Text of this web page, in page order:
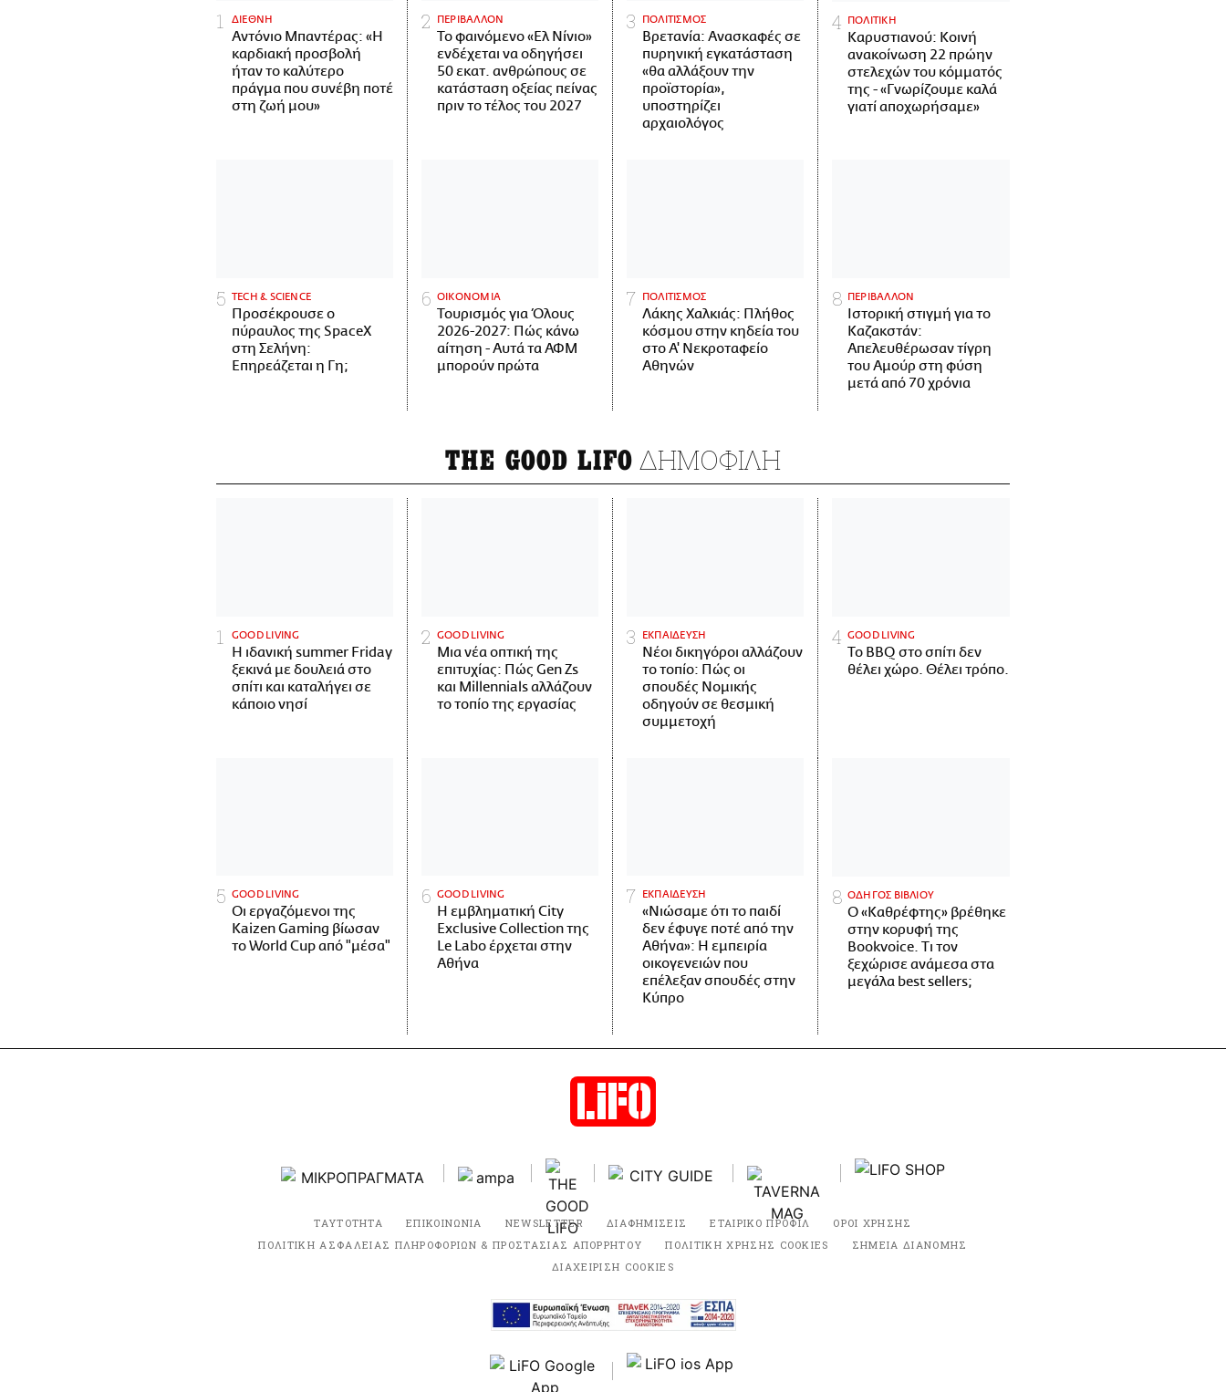
ΔΙΕΘΝΗ
Αντόνιο Μπαντέρας: «Η
καρδιακή προσβολή
ήταν το καλύτερο
πράγμα που συνέβη ποτέ
στη ζωή μου»
ΠΕΡΙΒΑΛΛΟΝ
Το φαινόμενο «Ελ Νίνιο»
ενδέχεται να οδηγήσει
50 εκατ. ανθρώπους σε
κατάσταση οξείας πείνας
πριν το τέλος του 2027
ΠΟΛΙΤΙΣΜΟΣ
Βρετανία: Ανασκαφές σε
πυρηνική εγκατάσταση
«θα αλλάξουν την
προϊστορία»,
υποστηρίζει
αρχαιολόγος
ΠΟΛΙΤΙΚΗ
Καρυστιανού: Κοινή
ανακοίνωση 22 πρώην
στελεχών του κόμματός
της - «Γνωρίζουμε καλά
γιατί αποχωρήσαμε»
ΤECH & SCIENCE
Προσέκρουσε ο
πύραυλος της SpaceX
στη Σελήνη:
Επηρεάζεται η Γη;
ΟΙΚΟΝΟΜΙΑ
Τουρισμός για Όλους
2026-2027: Πώς κάνω
αίτηση - Αυτά τα ΑΦΜ
μπορούν πρώτα
ΠΟΛΙΤΙΣΜΟΣ
Λάκης Χαλκιάς: Πλήθος
κόσμου στην κηδεία του
στο Α' Νεκροταφείο
Αθηνών
ΠΕΡΙΒΑΛΛΟΝ
Ιστορική στιγμή για το
Καζακστάν:
Απελευθέρωσαν τίγρη
του Αμούρ στη φύση
μετά από 70 χρόνια
THE GOOD LIFO ΔΗΜΟΦΙΛΗ
GOOD LIVING
Η ιδανική summer Friday
ξεκινά με δουλειά στο
σπίτι και καταλήγει σε
κάποιο νησί
GOOD LIVING
Μια νέα οπτική της
επιτυχίας: Πώς Gen Zs
και Millennials αλλάζουν
το τοπίο της εργασίας
ΕΚΠΑΙΔΕΥΣΗ
Νέοι δικηγόροι αλλάζουν
το τοπίο: Πώς οι
σπουδές Νομικής
οδηγούν σε θεσμική
συμμετοχή
GOOD LIVING
Το BBQ στο σπίτι δεν
θέλει χώρο. Θέλει τρόπο.
GOOD LIVING
Οι εργαζόμενοι της
Kaizen Gaming βίωσαν
το World Cup από "μέσα"
GOOD LIVING
Η εμβληματική City
Exclusive Collection της
Le Labo έρχεται στην
Αθήνα
ΕΚΠΑΙΔΕΥΣΗ
«Νιώσαμε ότι το παιδί
δεν έφυγε ποτέ από την
Αθήνα»: Η εμπειρία
οικογενειών που
επέλεξαν σπουδές στην
Κύπρο
ΟΔΗΓΟΣ ΒΙΒΛΙΟΥ
Ο «Καθρέφτης» βρέθηκε
στην κορυφή της
Bookvoice. Τι τον
ξεχώρισε ανάμεσα στα
μεγάλα best sellers;
ΤΑΥΤΟΤΗΤΑ ΕΠΙΚΟΙΝΩΝΙΑ NEWSLETTER ΔΙΑΦΗΜΙΣΕΙΣ ΕΤΑΙΡΙΚΟ ΠΡΟΦΙΛ
ΟΡΟΙ ΧΡΗΣΗΣ
ΠΟΛΙΤΙΚΗ ΑΣΦΑΛΕΙΑΣ ΠΛΗΡΟΦΟΡΙΩΝ & ΠΡΟΣΤΑΣΙΑΣ ΑΠΟΡΡΗΤΟΥ
ΠΟΛΙΤΙΚΗ ΧΡΗΣΗΣ COOKIES
ΣΗΜΕΙΑ ΔΙΑΝΟΜΗΣ
ΔΙΑΧΕΙΡΙΣΗ COOKIES